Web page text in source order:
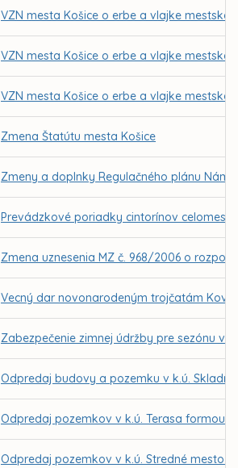
VZN mesta Košice o erbe a vlajke mestskej
VZN mesta Košice o erbe a vlajke mestskej
VZN mesta Košice o erbe a vlajke mestskej
Zmena Štatútu mesta Košice
Zmeny a doplnky Regulačného plánu
Prevádzkové poriadky cintorínov
Zmena uznesenia MZ č. 968/2006 o
Vecný dar novonarodeným trojčatám
Zabezpečenie zimnej údržby pre sezónu v
Odpredaj budovy a pozemku v k.ú.
Odpredaj pozemkov v k.ú. Terasa formou
Odpredaj pozemkov v k.ú. Stredné mesto